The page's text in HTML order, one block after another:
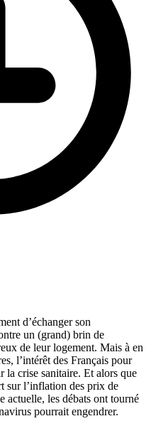
d’échanger son
un (grand) brin de
de leur logement. Mais à en
l’intérêt des Français pour
la crise sanitaire. Et alors que
sur l’inflation des prix de
actuelle, les débats ont tourné
pourrait engendrer.